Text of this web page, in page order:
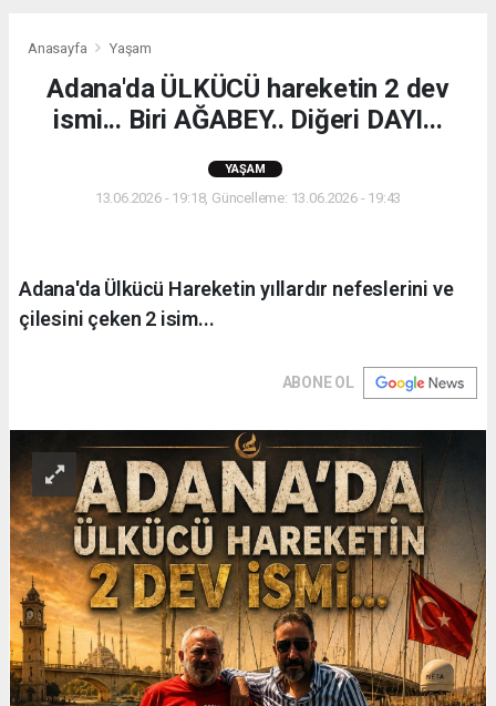
Anasayfa Yaşam
Adana'da ÜLKÜCÜ hareketin 2 dev
ismi... Biri AĞABEY.. Diğeri DAYI...
YAŞAM
13.06.2026 - 19:18, Güncelleme: 13.06.2026 - 19:43
Adana'da Ülkücü Hareketin yıllardır nefeslerini ve
çilesini çeken 2 isim...
ABONE OL